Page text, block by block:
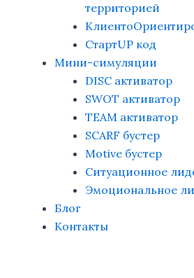
территорией
СтартUP код
Мини-симуляции
DISC активатор
SWOT активатор
TEAM активатор
SCARF бустер
Motive бустер
Ситуационное
Эмоциональное
Блог
Контакты